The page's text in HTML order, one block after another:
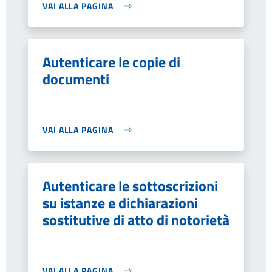
VAI ALLA PAGINA
Autenticare le copie di
documenti
VAI ALLA PAGINA
Autenticare le sottoscrizioni
su istanze e dichiarazioni
sostitutive di atto di notorietà